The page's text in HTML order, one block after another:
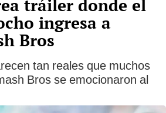
tráiler donde el
ingresa a
Bros
tan reales que muchos
Bros se emocionaron al